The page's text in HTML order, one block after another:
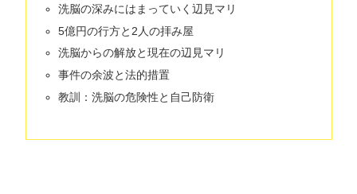
洗脳の深みにはまっていく辺見マリ
5億円の行方と2人の拝み屋
洗脳からの解放と現在の辺見マリ
事件の余波と法的措置
教訓：洗脳の危険性と自己防衛